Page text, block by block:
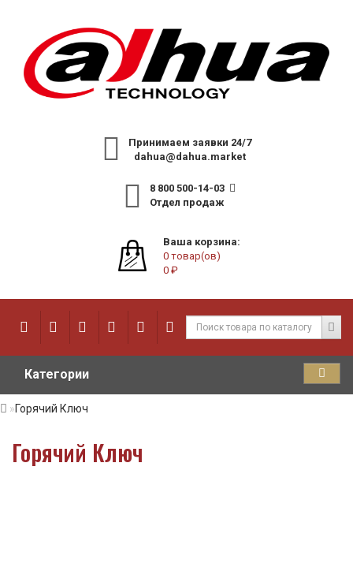
Принимаем заявки 24/7
dahua@dahua.market
8 800 500-14-03
Отдел продаж
Ваша корзина:
0 товар(ов)
0 ₽
Категории
Горячий Ключ
Горячий Ключ